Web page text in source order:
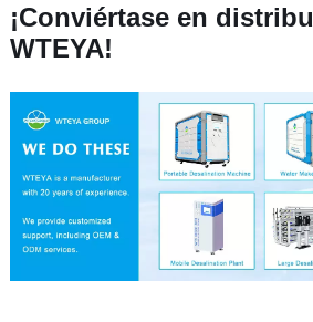
¡Conviértase en
WTEYA!